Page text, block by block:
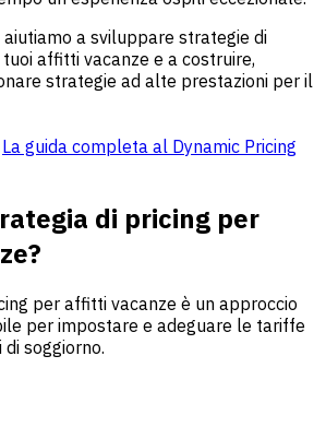
a sviluppare strategie di
affitti vacanze e a costruire,
strategie ad alte prestazioni per il
La guida completa al Dynamic Pricing
di pricing per
per affitti vacanze è un approccio
per impostare e adeguare le tariffe
soggiorno.